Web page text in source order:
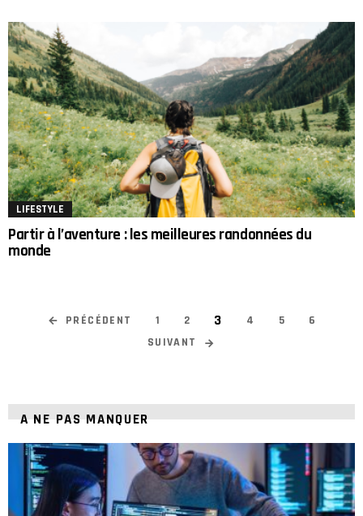
LIFESTYLE
Partir à l’aventure : les meilleures randonnées du
monde
PRÉCÉDENT 1 2 3 4 5
6
SUIVANT
A NE PAS MANQUER